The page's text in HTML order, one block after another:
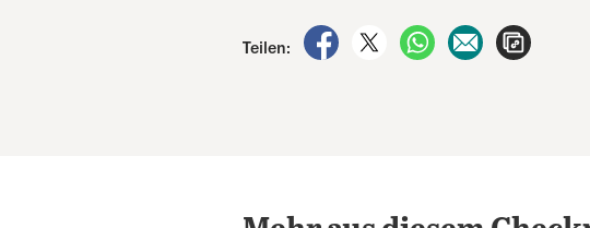
Teilen:
auf Facebook teilen
auf X teilenper WhatsApp teilen
per E-Mail